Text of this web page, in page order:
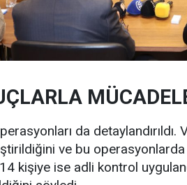
da
ve bu operasyonlarda
kişiye ise adli kontrol